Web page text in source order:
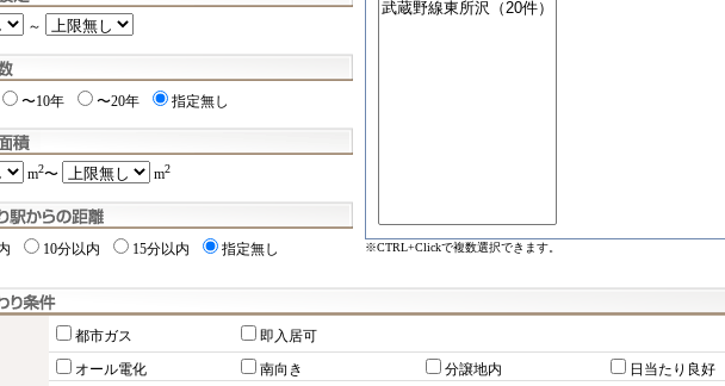
～
〜10年 〜20年 指定無し
m2〜 m2
10分以内 15分以内 指定無し ※CTRL+Clickで複数選択できます。
都市ガス 即入居可
オール電化 南向き 分譲地内
日当たり良好